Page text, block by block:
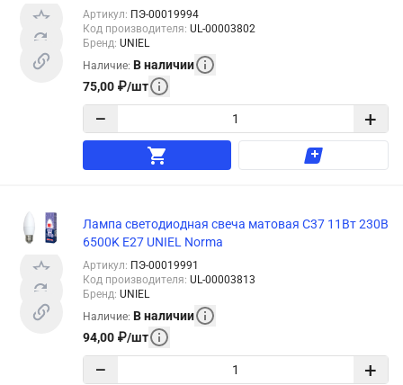
Артикул: ПЭ-00019994
Код производителя: UL-00003802
Бренд: UNIEL
Наличие: В наличии
75,00 ₽/шт
− +
Лампа светодиодная свеча матовая C37 11Вт 230В
6500K E27 UNIEL Norma
Артикул: ПЭ-00019991
Код производителя: UL-00003813
Бренд: UNIEL
Наличие: В наличии
94,00 ₽/шт
− +